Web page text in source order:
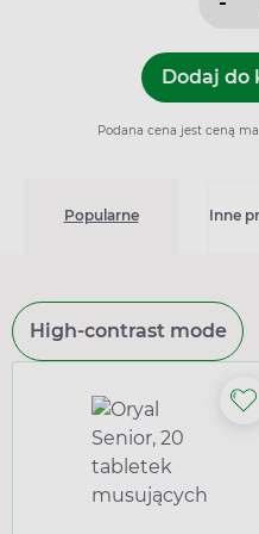
Dodaj do
Podana cena jest ceną
Popularne Inne
High-contrast mode